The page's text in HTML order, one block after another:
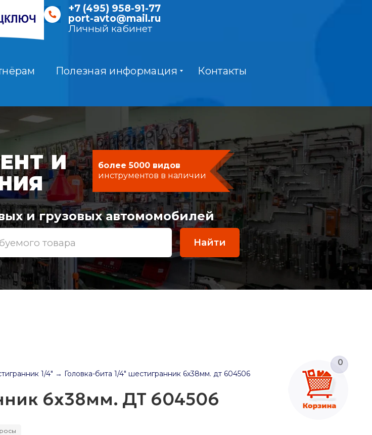
+7 (495) 958-91-77
port-avto@mail.ru
Личный кабинет
Полезная информация Контакты
И
более 5000 видов
инструментов в наличии
и грузовых автомомобилей
Найти
0
1/4" → Головка-бита 1/4" шестигранник 6х38мм. дт 604506
6х38мм. ДТ 604506